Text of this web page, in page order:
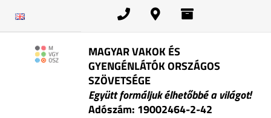
MAGYAR VAKOK ÉS
GYENGÉNLÁTÓK ORSZÁGOS
SZÖVETSÉGE
Együtt formáljuk élhetőbbé a világot!
Adószám: 19002464-2-42